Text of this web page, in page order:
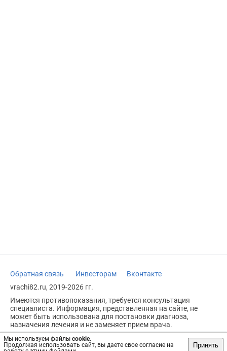
Мы используем файлы cookie.
Продолжая использовать сайт, вы даете свое согласие на
Принять
Обратная связь Инвесторам
Вконтакте
vrachi82.ru, 2019-2026 гг.
Имеются противопоказания, требуется консультация
специалиста. Информация, представленная на сайте, не
может быть использована для постановки диагноза,
назначения лечения и не заменяет прием врача.
Возрастное ограничение: 18+